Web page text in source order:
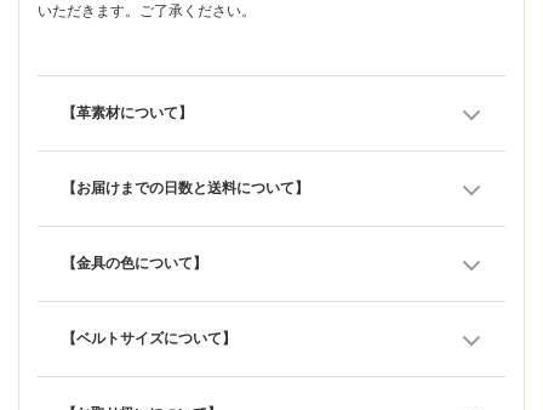
いただきます。ご了承ください。
【革素材について】
【お届けまでの日数と送料について】
【金具の色について】
【ベルトサイズについて】